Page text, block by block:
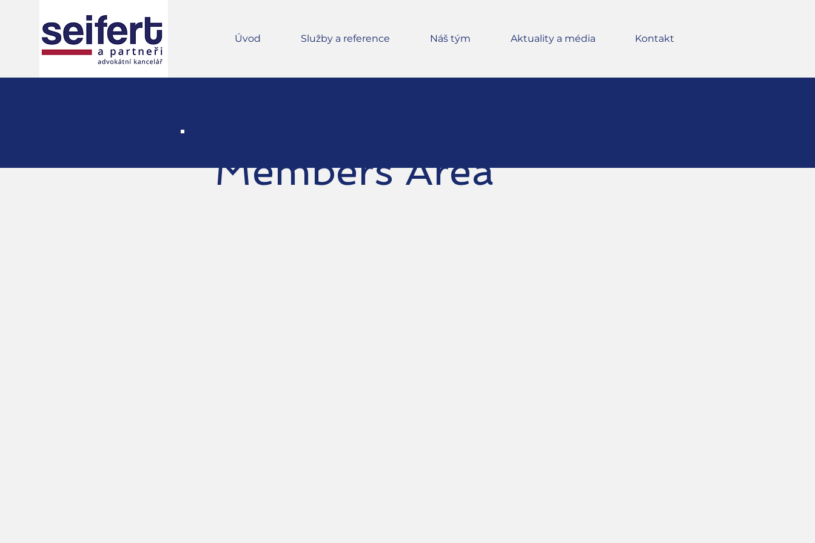
Úvod Služby a reference Náš tým Aktuality a média Kontakt
Members Area